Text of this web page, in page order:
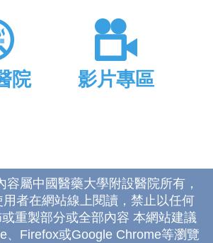
院 影片專區
屬中國醫藥大學附設醫院所有，
者在網站線上閱讀，禁止以任何
重製部分或全部內容 本網站建議
、Firefox或Google Chrome等瀏覽